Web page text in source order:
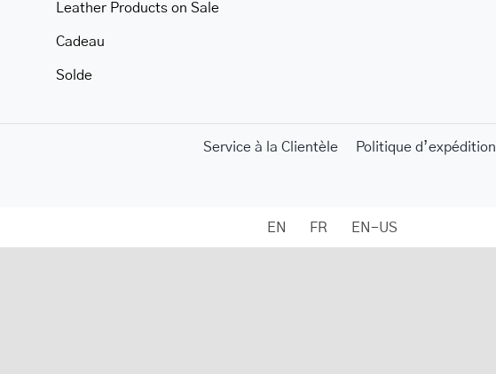
Leather Products on Sale
Cadeau
Solde
Service à la Clientèle Politique d’expédition
EN FR